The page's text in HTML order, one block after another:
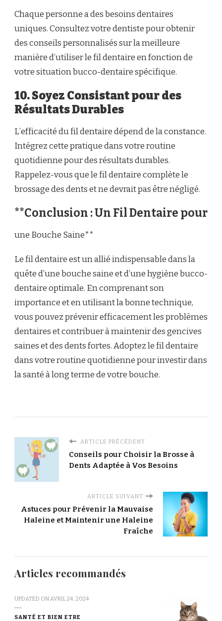
Chaque personne a des besoins dentaires
uniques. Consultez votre dentiste pour obtenir
des conseils personnalisés sur la meilleure
manière d’utiliser le fil dentaire en fonction de
votre situation bucco-dentaire spécifique.
10. Soyez Consistant pour des
Résultats Durables
L’efficacité du fil dentaire dépend de la constance.
Intégrez cette pratique dans votre routine
quotidienne pour des résultats durables.
Rappelez-vous que le fil dentaire complète le
brossage des dents et ne devrait pas être négligé.
**Conclusion : Un Fil Dentaire pour
une Bouche Saine**
Le fil dentaire est un allié indispensable dans la
quête d’une bouche saine et d’une hygiène bucco-
dentaire optimale. En comprenant son
importance et en utilisant la bonne technique,
vous pouvez prévenir efficacement les problèmes
dentaires et contribuer à maintenir des gencives
saines et des dents fortes. Adoptez le fil dentaire
dans votre routine quotidienne pour investir dans
la santé à long terme de votre bouche.
ARTICLE PRÉCÉDENT
Conseils pour Choisir la Brosse à
Dents Adaptée à Vos Besoins
ARTICLE SUIVANT
Astuces pour Prévenir la Mauvaise
Haleine et Maintenir une Haleine
Fraîche
Articles recommandés
UPDATED ON AVRIL 24, 2024
SANTÉ ET BIEN ETRE